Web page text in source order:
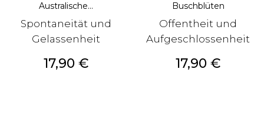
Australische...
Spontaneität und
Gelassenheit
Preis
17,90 €
Buschblüten
Offentheit und
Aufgeschlossenheit
Preis
17,90 €